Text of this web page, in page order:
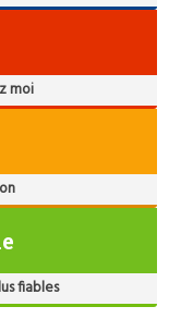
moi
fiables